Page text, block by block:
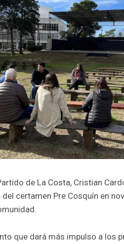
de La Costa, Cristian
certamen Pre Cosquín en
que dará más impulso a los